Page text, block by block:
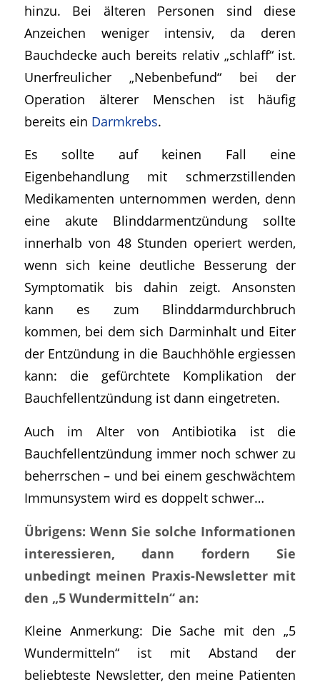
hinzu. Bei älteren Personen sind diese
Anzeichen weniger intensiv, da deren
Bauchdecke auch bereits relativ „schlaff“ ist.
Unerfreulicher „Nebenbefund“ bei der
Operation älterer Menschen ist häufig
bereits ein Darmkrebs.
Es sollte auf keinen Fall eine
Eigenbehandlung mit schmerzstillenden
Medikamenten unternommen werden, denn
eine akute Blinddarmentzündung sollte
innerhalb von 48 Stunden operiert werden,
wenn sich keine deutliche Besserung der
Symptomatik bis dahin zeigt. Ansonsten
kann es zum Blinddarmdurchbruch
kommen, bei dem sich Darminhalt und Eiter
der Entzündung in die Bauchhöhle ergiessen
kann: die gefürchtete Komplikation der
Bauchfellentzündung ist dann eingetreten.
Auch im Alter von Antibiotika ist die
Bauchfellentzündung immer noch schwer zu
beherrschen – und bei einem geschwächtem
Immunsystem wird es doppelt schwer…
Übrigens: Wenn Sie solche Informationen
interessieren, dann fordern Sie
unbedingt meinen Praxis-Newsletter mit
den „5 Wundermitteln“ an:
Kleine Anmerkung: Die Sache mit den „5
Wundermitteln“ ist mit Abstand der
beliebteste Newsletter, den meine Patienten